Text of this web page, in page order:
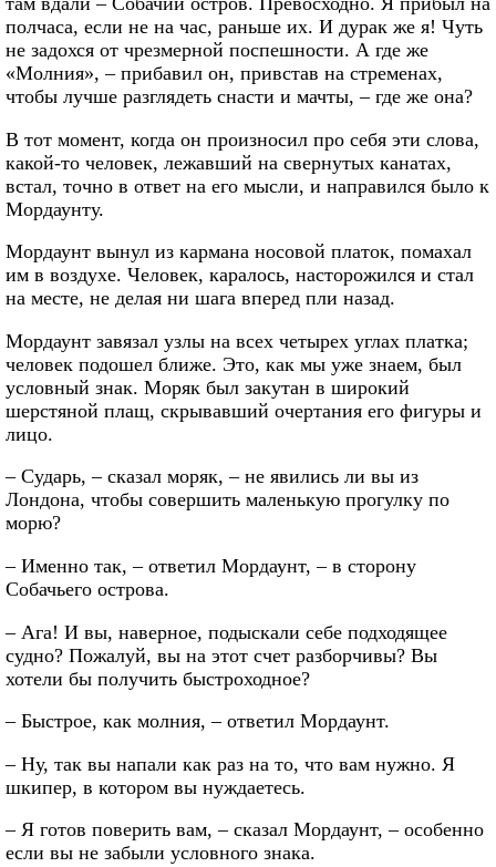
полчаса, если не на час, раньше их. И дурак же я! Чуть
не задохся от чрезмерной поспешности. А где же
«Молния», – прибавил он, привстав на стременах,
чтобы лучше разглядеть снасти и мачты, – где же она?
В тот момент, когда он произносил про себя эти слова,
какой-то человек, лежавший на свернутых канатах,
встал, точно в ответ на его мысли, и направился было к
Мордаунту.
Мордаунт вынул из кармана носовой платок, помахал
им в воздухе. Человек, каралось, насторожился и стал
на месте, не делая ни шага вперед пли назад.
Мордаунт завязал узлы на всех четырех углах платка;
человек подошел ближе. Это, как мы уже знаем, был
условный знак. Моряк был закутан в широкий
шерстяной плащ, скрывавший очертания его фигуры и
лицо.
– Сударь, – сказал моряк, – не явились ли вы из
Лондона, чтобы совершить маленькую прогулку по
морю?
– Именно так, – ответил Мордаунт, – в сторону
Собачьего острова.
– Ага! И вы, наверное, подыскали себе подходящее
судно? Пожалуй, вы на этот счет разборчивы? Вы
хотели бы получить быстроходное?
– Быстрое, как молния, – ответил Мордаунт.
– Ну, так вы напали как раз на то, что вам нужно. Я
шкипер, в котором вы нуждаетесь.
– Я готов поверить вам, – сказал Мордаунт, – особенно
если вы не забыли условного знака.